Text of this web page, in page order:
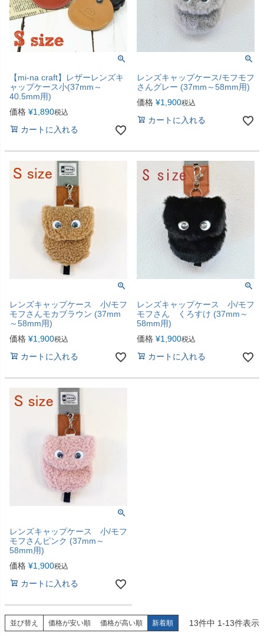
【mi-na craft】レザーレンズキ
ャップケース小(37mm～
40.5mm用)
価格 ¥1,890税込
カートに入れる
レンズキャップケース/モフモフ
さんグレー (37mm～58mm用)
価格 ¥1,900税込
カートに入れる
レンズキャップケース 小/モフ
モフさんモカブラウン (37mm
～58mm用)
価格 ¥1,900税込
カートに入れる
レンズキャップケース 小/モフ
モフさん くろすけ (37mm～
58mm用)
価格 ¥1,900税込
カートに入れる
レンズキャップケース 小/モフ
モフさんピンク (37mm～
58mm用)
価格 ¥1,900税込
カートに入れる
並び替え 価格が安い順 価格が高い順 新着順 13件中 1-13件表示